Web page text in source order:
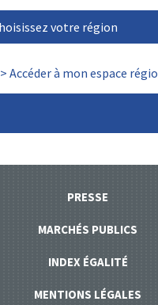
> Accéder à mon espace
PRESSE
MARCHÉS PUBLICS
INDEX ÉGALITÉ
MENTIONS LÉGALES